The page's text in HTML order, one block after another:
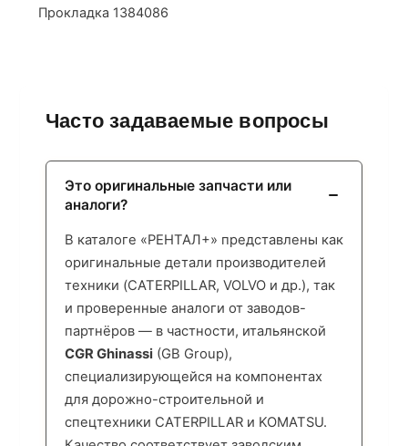
Прокладка 1384086
Часто задаваемые вопросы
Это оригинальные запчасти или
аналоги?
В каталоге «РЕНТАЛ+» представлены как
оригинальные детали производителей
техники (CATERPILLAR, VOLVO и др.), так
и проверенные аналоги от заводов-
партнёров — в частности, итальянской
CGR Ghinassi (GB Group),
специализирующейся на компонентах
для дорожно-строительной и
спецтехники CATERPILLAR и KOMATSU.